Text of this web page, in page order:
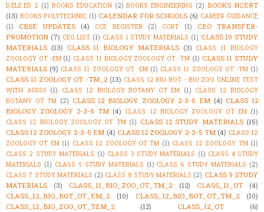
D.ELE.ED 2 (1) BOOKS EDUCATION (2) BOOKS ENGINEERING (2) BOOKS NCERT
(13) BOOKS POLYTECHNIC (1) CALENDAR FOR SCHOOLS (6) CAREER GUIDANCE
(1)
CBSE UPDATES (4) CCE REGISTER (2) CCRT (1)
CEO TRANSFER-
PROMOTION (7) CEO LIST (1) CLASS 1 STUDY MATERIALS (1) CLASS 10 STUDY
MATERIALS (13) CLASS 11 BIOLOGY MATERIALS (3) CLASS 11 BIOLOGY
ZOOLOGY OT -EM (1) CLASS 11 BIOLOGY ZOOLOGY OT -TM (1) CLASS 11 STUDY
MATERIALS (9) CLASS 11 ZOOLOGY OT -EM (1) CLASS 11 ZOOLOGY OT -TM (1)
CLASS 11 ZOOLOGY OT -TM_2 (13) CLASS 12 BIO BOT - BIO ZOO ONLINE TEST
WITH AUDIO (1) CLASS 12 BIOLOGY BOTANY OT EM (1) CLASS 12 BIOLOGY
BOTANY OT TM (2) CLASS 12 BIOLOGY ZOOLOGY 2-3-5 EM (4) CLASS 12
BIOLOGY ZOOLOGY 2-3-5 TM (4) CLASS 12 BIOLOGY ZOOLOGY OT EM (1)
CLASS 12 BIOLOGY ZOOLOGY OT TM (1) CLASS 12 STUDY MATERIALS (15)
CLASS 12 ZOOLOGY 2-3-5 EM (4) CLASS 12 ZOOLOGY 2-3-5 TM (4) CLASS 12
ZOOLOGY OT EM (1) CLASS 12 ZOOLOGY OT TM (1) CLASS 12 ZOOLOGY TM (1)
CLASS 2 STUDY MATERIALS (1) CLASS 3 STUDY MATERIALS (1) CLASS 4 STUDY
MATERIALS (1) CLASS 5 STUDY MATERIALS (1) CLASS 6 STUDY MATERIALS (2)
CLASS 7 STUDY MATERIALS (2) CLASS 8 STUDY MATERIALS (2) CLASS 9 STUDY
MATERIALS
(3) CLASS_11_BIO_ZOO_OT_TM_2 (12) CLASS_11_OT
(4)
CLASS_12_BIO_BOT_OT_EM_2
(10) CLASS_12_BIO_BOT_OT_TM_2
(10)
CLASS_12_BIO_ZOO_OT_TEM_2
(12) CLASS_12_OT
(6)